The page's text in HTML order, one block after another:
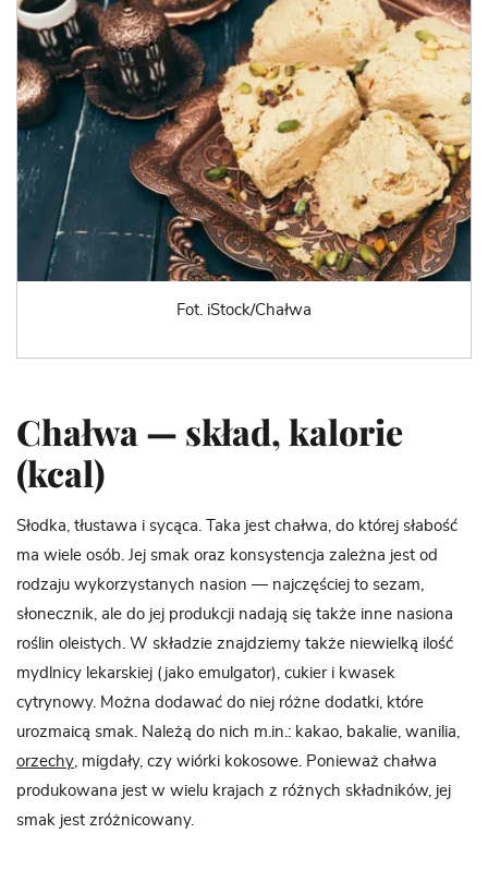
Fot. iStock/Chałwa
Chałwa — skład, kalorie
(kcal)
Słodka, tłustawa i sycąca. Taka jest chałwa, do której słabość
ma wiele osób. Jej smak oraz konsystencja zależna jest od
rodzaju wykorzystanych nasion — najczęściej to sezam,
słonecznik, ale do jej produkcji nadają się także inne nasiona
roślin oleistych. W składzie znajdziemy także niewielką ilość
mydlnicy lekarskiej (jako emulgator), cukier i kwasek
cytrynowy. Można dodawać do niej różne dodatki, które
urozmaicą smak. Należą do nich m.in.: kakao, bakalie, wanilia,
orzechy , migdały, czy wiórki kokosowe. Ponieważ chałwa
produkowana jest w wielu krajach z różnych składników, jej
smak jest zróżnicowany.